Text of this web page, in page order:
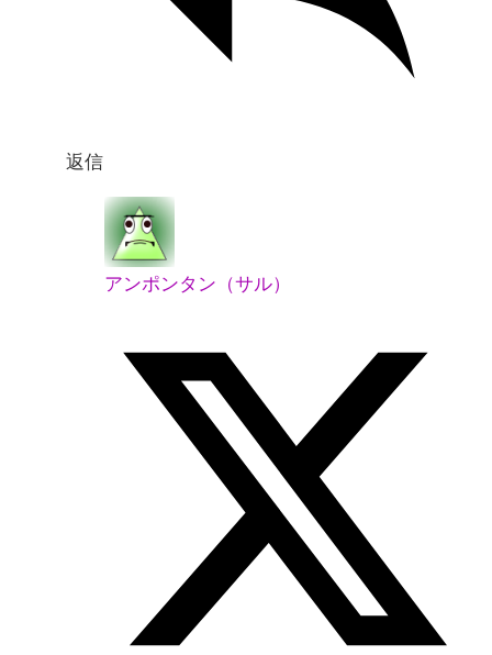
返信
アンポンタン（サル）